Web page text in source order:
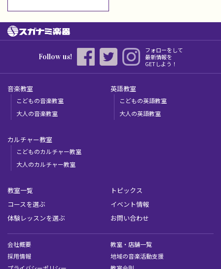
Follow us!
フォローをして
最新情報を
GETしよう！
音楽教室
こどもの音楽教室
大人の音楽教室
英語教室
こどもの英語教室
大人の英語教室
カルチャー教室
こどものカルチャー教室
大人のカルチャー教室
教室一覧
コースを選ぶ
体験レッスンを選ぶ
トピックス
イベント情報
お問い合わせ
会社概要
教室・店舗一覧
採用情報
地域の音楽活動支援